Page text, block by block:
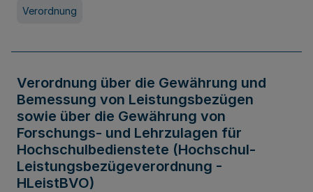
Verordnung
Verordnung über die Gewährung und
Bemessung von Leistungsbezügen
sowie über die Gewährung von
Forschungs- und Lehrzulagen für
Hochschulbedienstete (Hochschul-
Leistungsbezügeverordnung -
HLeistBVO)